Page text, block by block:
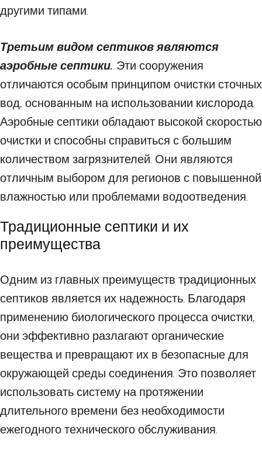
другими типами.
Третьим видом септиков являются
аэробные септики. Эти сооружения
отличаются особым принципом очистки сточных
вод, основанным на использовании кислорода.
Аэробные септики обладают высокой скоростью
очистки и способны справиться с большим
количеством загрязнителей. Они являются
отличным выбором для регионов с повышенной
влажностью или проблемами водоотведения.
Традиционные септики и их
преимущества
Одним из главных преимуществ традиционных
септиков является их надежность. Благодаря
применению биологического процесса очистки,
они эффективно разлагают органические
вещества и превращают их в безопасные для
окружающей среды соединения. Это позволяет
использовать систему на протяжении
длительного времени без необходимости
ежегодного технического обслуживания.